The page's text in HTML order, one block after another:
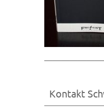
Kontakt